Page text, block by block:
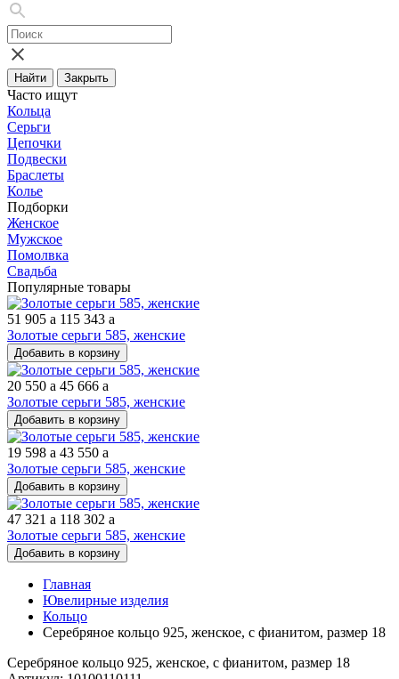
Найти Закрыть
Часто ищут
Кольца
Серьги
Цепочки
Подвески
Браслеты
Колье
Подборки
Женское
Мужское
Помолвка
Свадьба
Популярные товары
51 905 a 115 343 a
Золотые серьги 585, женские
Добавить в корзину
20 550 a 45 666 a
Золотые серьги 585, женские
Добавить в корзину
19 598 a 43 550 a
Золотые серьги 585, женские
Добавить в корзину
47 321 a 118 302 a
Золотые серьги 585, женские
Добавить в корзину
Главная
Ювелирные изделия
Кольцо
Серебряное кольцо 925, женское, с фианитом, размер 18
Серебряное кольцо 925, женское, с фианитом, размер 18